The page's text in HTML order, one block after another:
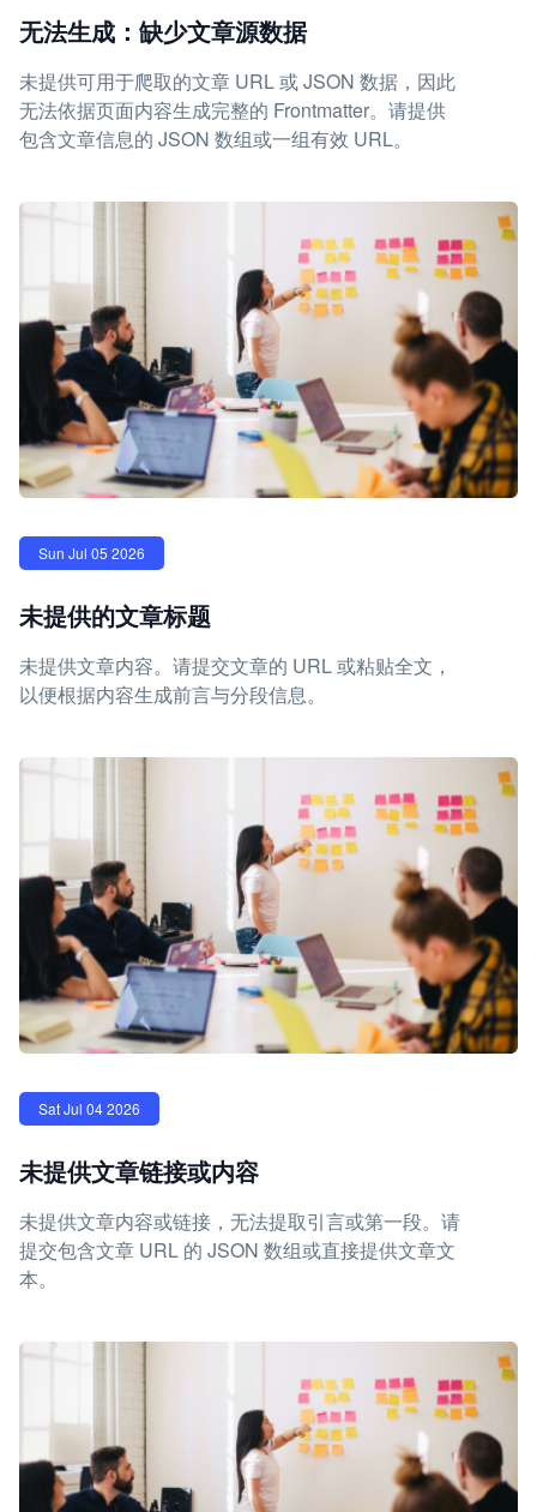
无法生成：缺少文章源数据
未提供可用于爬取的文章 URL 或 JSON 数据，因此
无法依据页面内容生成完整的 Frontmatter。请提供
包含文章信息的 JSON 数组或一组有效 URL。
Sun Jul 05 2026
未提供的文章标题
未提供文章内容。请提交文章的 URL 或粘贴全文，
以便根据内容生成前言与分段信息。
Sat Jul 04 2026
未提供文章链接或内容
未提供文章内容或链接，无法提取引言或第一段。请
提交包含文章 URL 的 JSON 数组或直接提供文章文
本。